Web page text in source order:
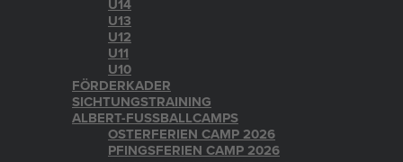
U14
U13
U12
U11
U10
FÖRDERKADER
SICHTUNGSTRAINING
ALBERT-FUSSBALLCAMPS
OSTERFERIEN CAMP 2026
PFINGSFERIEN CAMP 2026